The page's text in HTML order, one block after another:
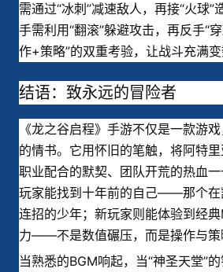
需通过“冰刺”减速敌人，再接“火球”
手需利用“翻滚”躲避攻击，再反手“
作+策略”的双重考验，让战斗充满变
结语：致永远的冒险者
《龙之谷启程》手游不仅是一款游
的情书。它用怀旧的笔触，将阿特里
职业配合的默契、团队开荒的热血
玩家能找到十年前的自己——那个在
连招的少年；新玩家则能体验到经
力——不是数值碾压，而是操作与策
当熟悉的BGM响起，当“神圣天堂”